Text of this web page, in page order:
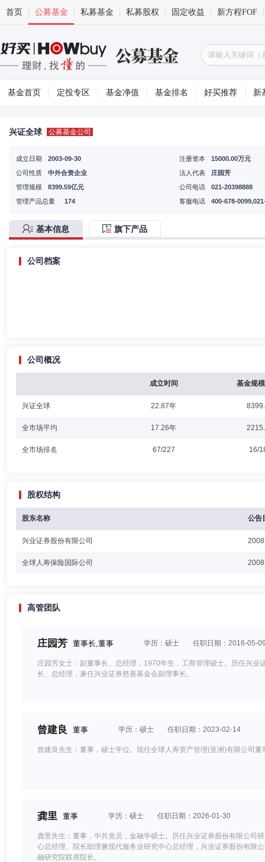
首页 公募基金 私募基金 私募股权 固定收益 新方程FOF
基金首页 定投专区 基金净值 基金排名 好买推荐 新
兴证全球 公募基金公司
成立日期
2003-09-30
公司性质
中外合资企业
注册资本
15000.00万元
法人代表
庄园芳
管理规模
8399.59亿元
管理产品总量
174
公司电话
021-20398888
客服电话
400-678-
基本信息 旗下产品
公司档案
公司概况
成立时间 基金规
兴证全球 22.87年
全市场平均 17.26年
全市场排名 67/227 16/
股权结构
股东名称 公告
兴业证券股份有限公司
全球人寿保险国际公司
高管团队
庄园芳 董事长,董事 学历：硕士 任职日期：2016-05-
庄园芳女士：副董事长、总经理，1970年生，工商管理硕士。历任兴
长、总经理，兼任兴业证券慈善基金会副理事长。
曾建良 董事 学历：硕士 任职日期：2023-02-14
曾建良先生：董事，硕士学位。现任全球人寿资产管理(亚洲)有限公司
龚里 董事 学历：硕士 任职日期：2026-01-30
龚里先生：董事，中共党员，金融学硕士。历任兴业证券股份有限公司
心总经理、院长助理兼现代服务业研究中心总经理，兴业证券股份有限
融研究院联席院长。